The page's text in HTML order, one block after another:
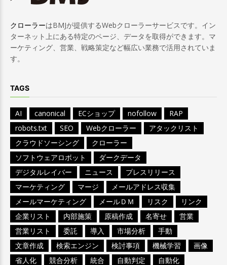
クローラーはBMJが提供するWebクローラーサービスです。イン
ターネット上にある特定のページ、データを取得ができます。マ
ーケティング、営業、戦略策定など幅広い業務で活用されていま
す。
TAGS
AI canonical ECショップ nofollow
RAP
robots.txt
SEO Webクローラー
アタックリスト
クラウドソーシング
クローラー
ソフトウェアロボット
ダークデータ
デジタルレイバー
ニュース
プレスリリース
マーケティング
マージ
メールアドレス収集
メールマーケティング
メールＤＭ リスク
リンク
企業リスト
内部施策 原稿作成 名寄せ
営業
営業リスト
委託 導入 市場分析
手動
文章作成
検索エンジン 検討事項 機械学習
画像
省人化
競合分析 統合 自動判定 自動化